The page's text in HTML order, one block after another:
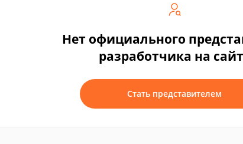
Нет официального
разработчика на
Стать представителем